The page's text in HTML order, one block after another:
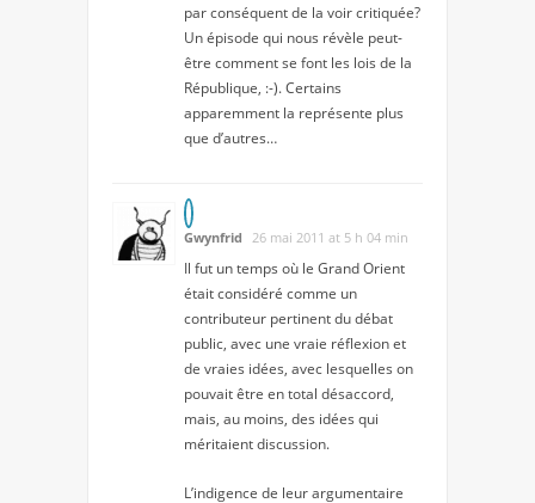
par conséquent de la voir critiquée?
Un épisode qui nous révèle peut-
être comment se font les lois de la
République, :-). Certains
apparemment la représente plus
que d’autres…
Gwynfrid 26 mai 2011 at 5 h 04 min
Il fut un temps où le Grand Orient
était considéré comme un
contributeur pertinent du débat
public, avec une vraie réflexion et
de vraies idées, avec lesquelles on
pouvait être en total désaccord,
mais, au moins, des idées qui
méritaient discussion.
L’indigence de leur argumentaire